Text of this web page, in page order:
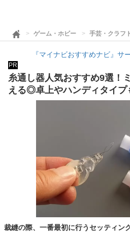
ゲーム・ホビー 手芸・クラフ
『マイナビおすすめナビ』サ
PR
糸通し器人気おすすめ9選！
える◎卓上やハンディタイプ
裁縫の際、一番最初に行うセッティン